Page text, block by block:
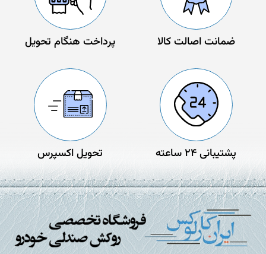
ضمانت اصالت کالا پرداخت هنگام تحویل
پشتیبانی 24 ساعته تحویل اکسپرس